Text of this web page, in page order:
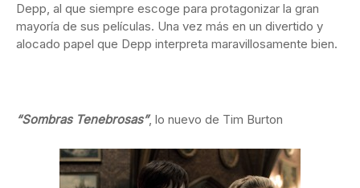
Depp, al que siempre escoge para protagonizar la gran
mayoría de sus películas. Una vez más en un divertido y
alocado papel que Depp interpreta maravillosamente bien.
“Sombras Tenebrosas”, lo nuevo de Tim Burton